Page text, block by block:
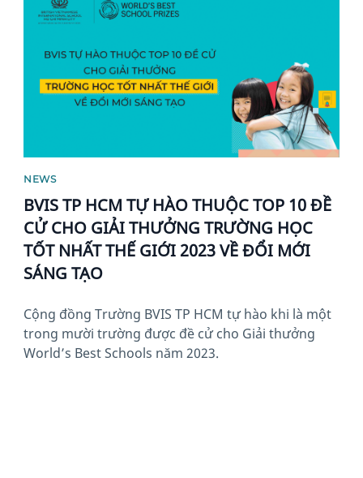
NEWS
BVIS TP HCM TỰ HÀO THUỘC TOP 10 ĐỀ
CỬ CHO GIẢI THƯỞNG TRƯỜNG HỌC
TỐT NHẤT THẾ GIỚI 2023 VỀ ĐỔI MỚI
SÁNG TẠO
Cộng đồng Trường BVIS TP HCM tự hào khi là một
trong mười trường được đề cử cho Giải thưởng
World’s Best Schools năm 2023.